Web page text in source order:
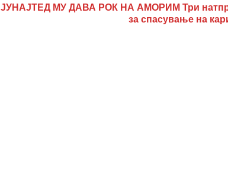
ЈУНАЈТЕД МУ ДАВА РОК НА АМОРИМ Три
за спасување на